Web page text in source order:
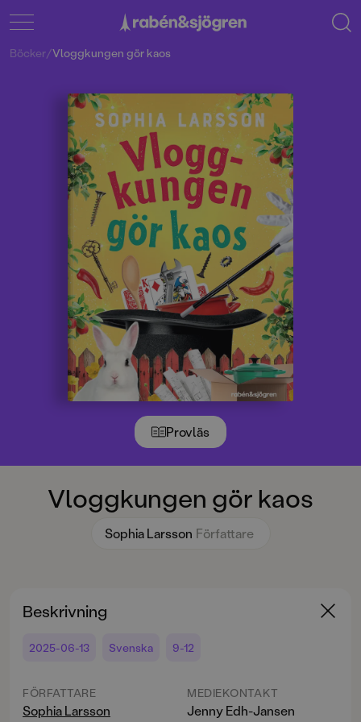
Provläs
Vloggkungen gör kaos
Sophia Larsson Författare
Böcker/Vloggkungen gör kaos
Beskrivning
2025-06-13 Svenska 9-12
FÖRFATTARE
Sophia Larsson
MEDIEKONTAKT
Jenny Edh-Jansen